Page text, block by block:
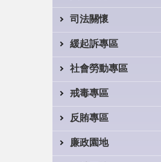
司法關懷
緩起訴專區
社會勞動專區
戒毒專區
反賄專區
廉政園地